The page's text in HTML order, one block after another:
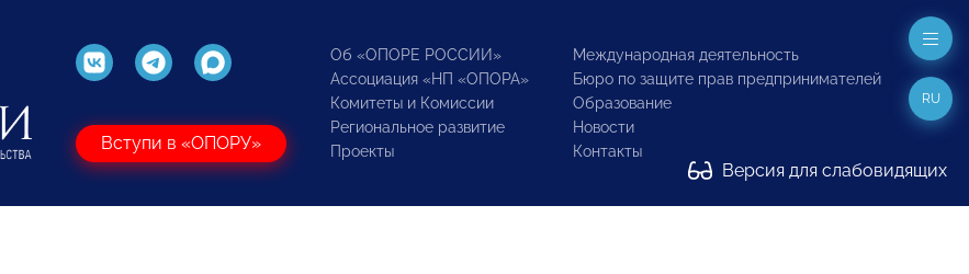
Вступи в «ОПОРУ»
Об «ОПОРЕ РОССИИ»
Ассоциация «НП «ОПОРА»
Комитеты и Комиссии
Региональное развитие
Проекты
Международная деятельность
Бюро по защите прав предпринимателей
Образование
Новости
Контакты
Версия для слабовидящих
RU